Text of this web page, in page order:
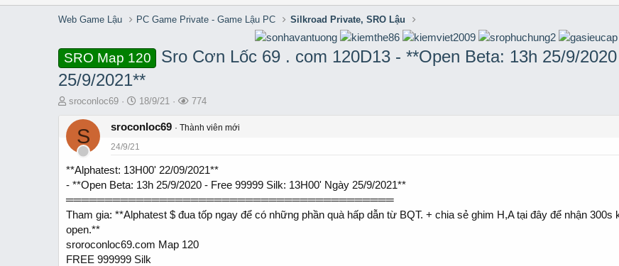
Web Game Lậu PC Game Private - Game Lậu PC Silkroad Private, SRO Lậu
SRO Map 120
Sro Cơn Lốc 69 . com 120D13 - **Open Beta: 13h 25/9/
25/9/2021**
T
r
a
d
t
a
r
t
e
r
sroconloc69
S
a
t
d
a
t
e
18/9/21
L
ợ
e
m
774
S sroconloc69
Thành viên mới
24/9/21
**Alphatest: 13H00' 22/09/2021**
- **Open Beta: 13h 25/9/2020 - Free 99999 Silk: 13H00' Ngày 25/9/2021**
══════════════════════════════════════════
Tham gia: **Alphatest $ đua tốp ngay để có những phần quà hấp dẫn từ BQT. + chia sẻ ghim H,A tại đây để nhận 300s
open.**
sroroconloc69.com Map 120
FREE 999999 Silk